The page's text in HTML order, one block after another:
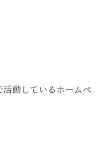
動しているホームペ